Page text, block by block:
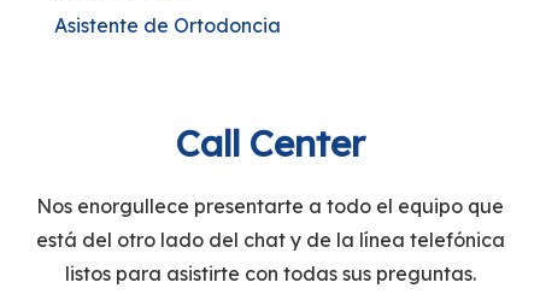
Asistente de Ortodoncia
Call Center
Nos enorgullece presentarte a todo el equipo que
está del otro lado del chat y de la línea telefónica
listos para asistirte con todas sus preguntas.